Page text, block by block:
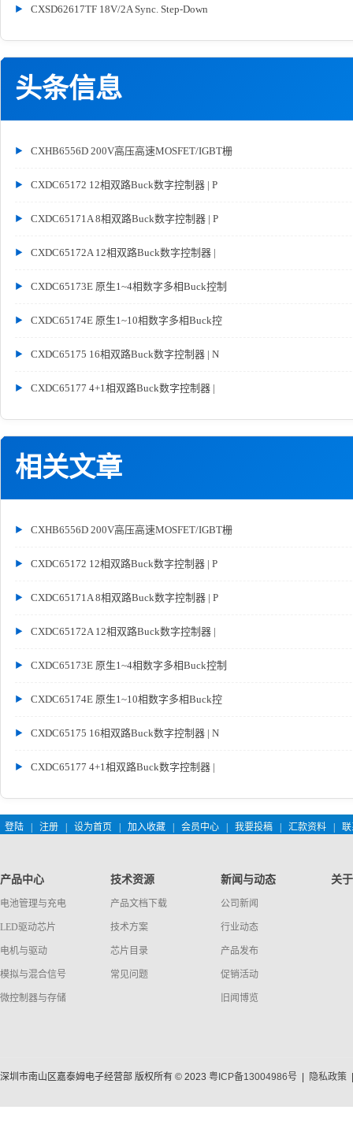
CXSD62617TF 18V/2A Sync. Step-Down
头条信息
CXHB6556D 200V高压高速MOSFET/IGBT栅
CXDC65172 12相双路Buck数字控制器 | P
CXDC65171A 8相双路Buck数字控制器 | P
CXDC65172A 12相双路Buck数字控制器 |
CXDC65173E 原生1~4相数字多相Buck控制
CXDC65174E 原生1~10相数字多相Buck控
CXDC65175 16相双路Buck数字控制器 | N
CXDC65177 4+1相双路Buck数字控制器 |
相关文章
CXHB6556D 200V高压高速MOSFET/IGBT栅
CXDC65172 12相双路Buck数字控制器 | P
CXDC65171A 8相双路Buck数字控制器 | P
CXDC65172A 12相双路Buck数字控制器 |
CXDC65173E 原生1~4相数字多相Buck控制
CXDC65174E 原生1~10相数字多相Buck控
CXDC65175 16相双路Buck数字控制器 | N
CXDC65177 4+1相双路Buck数字控制器 |
登陆 注册 设为首页 加入收藏 会员中心 我要投稿 汇款资料
产品中心
电池管理与充电
LED驱动芯片
电机与驱动
模拟与混合信号
微控制器与存储
技术资源
产品文档下载
技术方案
芯片目录
常见问题
新闻与动态
公司新闻
行业动态
产品发布
促销活动
旧闻博览
关
深圳市南山区嘉泰姆电子经营部 版权所有 © 2023 粤ICP备13004986号 隐私政策